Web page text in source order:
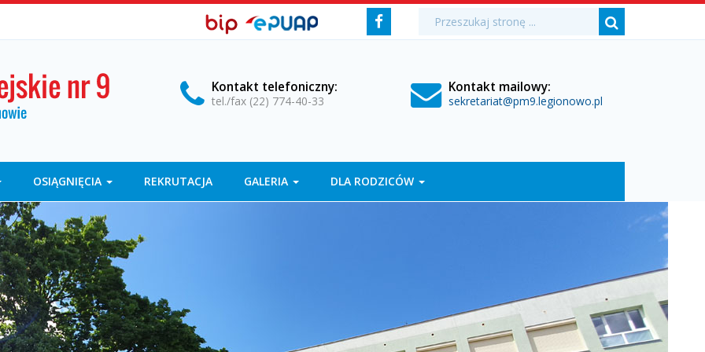
ePUAP
Biuletyn
Informacji
EPUAP
Media
społecznościowe
FacebookWyszukiwarka
Formularz
wyszukiwania
Wyszukiwana
fraza:
Szukaj
Kontakt telefoniczny:
tel./fax (22) 774-40-33
Kontakt mailowy:
sekretariat@pm9.legionowo.pl
OSIĄGNIĘCIA REKRUTACJA GALERIA DLA RODZICÓW